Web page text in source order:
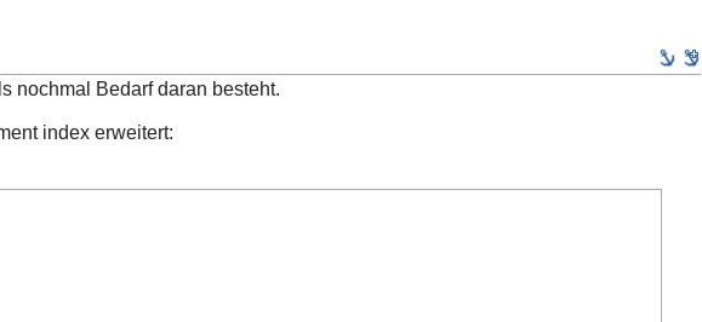
nochmal Bedarf daran besteht.
index erweitert: